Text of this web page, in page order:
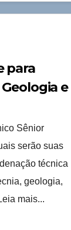
para
e
Sênior
serão suas
técnica
geologia,
mais...